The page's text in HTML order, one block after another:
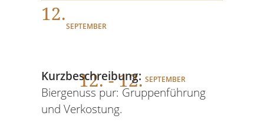
12.
SEPTEMBER
12. - 12. SEPTEMBER
Kurzbeschreibung:
Biergenuss pur: Gruppenführung
und Verkostung.